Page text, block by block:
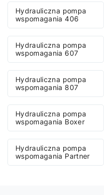
Hydrauliczna pompa
wspomagania 406
Hydrauliczna pompa
wspomagania 607
Hydrauliczna pompa
wspomagania 807
Hydrauliczna pompa
wspomagania Boxer
Hydrauliczna pompa
wspomagania Partner